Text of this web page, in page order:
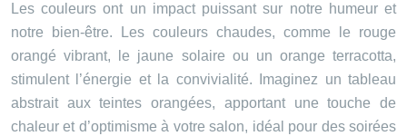
Les couleurs ont un impact puissant sur notre humeur et
notre bien-être. Les couleurs chaudes, comme le rouge
orangé vibrant, le jaune solaire ou un orange terracotta,
stimulent l’énergie et la convivialité. Imaginez un tableau
abstrait aux teintes orangées, apportant une touche de
chaleur et d’optimisme à votre salon, idéal pour des soirées